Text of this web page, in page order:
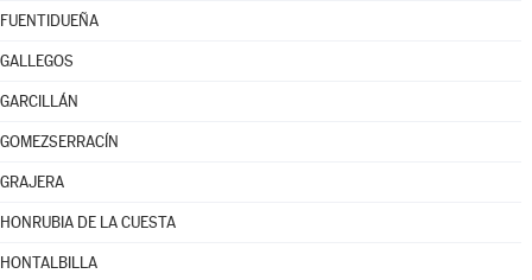
FUENTIDUEÑA
GALLEGOS
GARCILLÁN
GOMEZSERRACÍN
GRAJERA
HONRUBIA DE LA CUESTA
HONTALBILLA